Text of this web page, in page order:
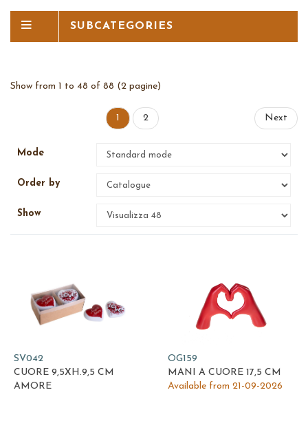
SUBCATEGORIES
Show from 1 to 48 of 88 (2 pagine)
1 2 Next
Mode
Order by
Show
SV042
CUORE 9,5XH.9,5 CM
AMORE
OG159
MANI A CUORE 17,5 CM
Available from 21-09-2026